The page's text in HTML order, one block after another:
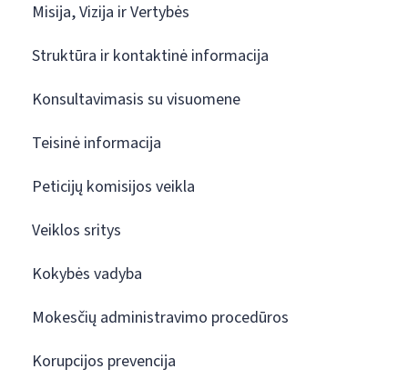
Misija, Vizija ir Vertybės
Struktūra ir kontaktinė informacija
Konsultavimasis su visuomene
Teisinė informacija
Peticijų komisijos veikla
Veiklos sritys
Kokybės vadyba
Mokesčių administravimo procedūros
Korupcijos prevencija